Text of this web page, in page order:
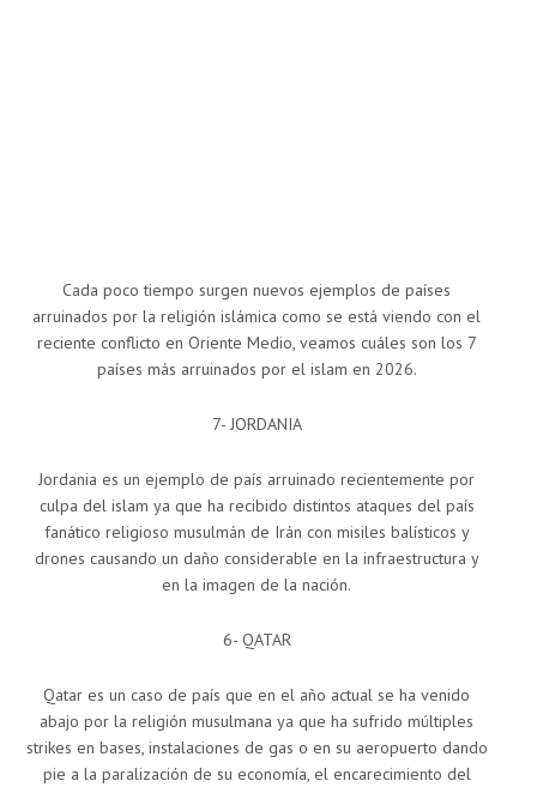
Cada poco tiempo surgen nuevos ejemplos de países
arruinados por la religión islámica como se está viendo con el
reciente conflicto en Oriente Medio, veamos cuáles son los 7
países más arruinados por el islam en 2026.
7- JORDANIA
Jordania es un ejemplo de país arruinado recientemente por
culpa del islam ya que ha recibido distintos ataques del país
fanático religioso musulmán de Irán con misiles balísticos y
drones causando un daño considerable en la infraestructura y
en la imagen de la nación.
6- QATAR
Qatar es un caso de país que en el año actual se ha venido
abajo por la religión musulmana ya que ha sufrido múltiples
strikes en bases, instalaciones de gas o en su aeropuerto dando
pie a la paralización de su economía, el encarecimiento del